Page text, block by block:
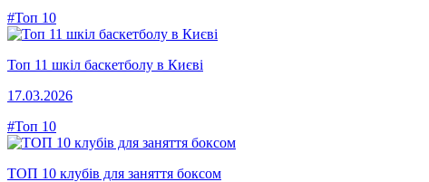
#Топ 10
Топ 11 шкіл баскетболу в Києві
17.03.2026
#Топ 10
ТОП 10 клубів для заняття боксом